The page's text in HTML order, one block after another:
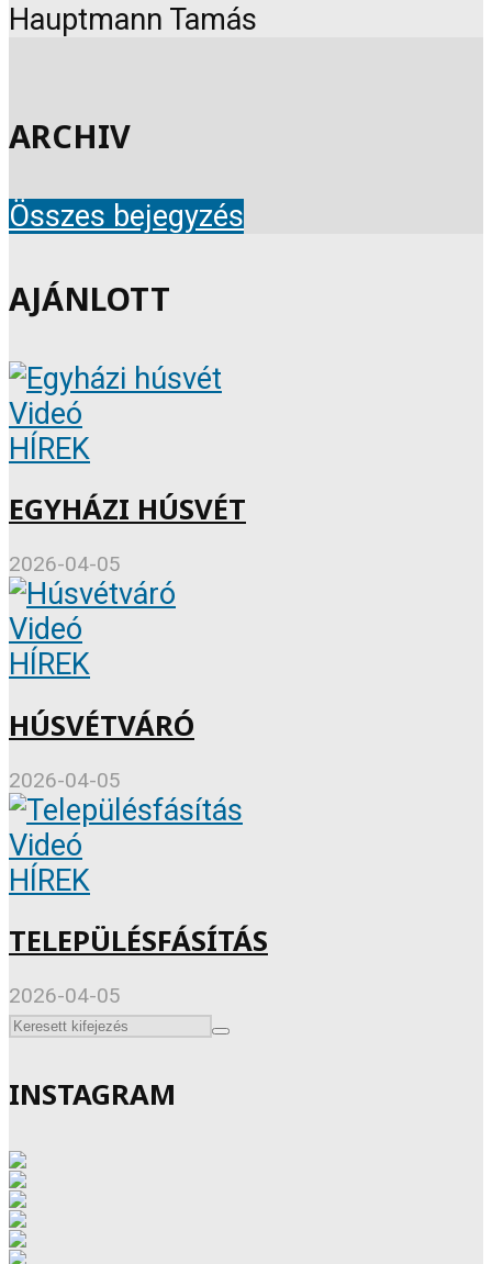
Hauptmann Tamás
ARCHIV
Összes bejegyzés
AJÁNLOTT
Videó
HÍREK
EGYHÁZI HÚSVÉT
2026-04-05
Videó
HÍREK
HÚSVÉTVÁRÓ
2026-04-05
Videó
HÍREK
TELEPÜLÉSFÁSÍTÁS
2026-04-05
INSTAGRAM